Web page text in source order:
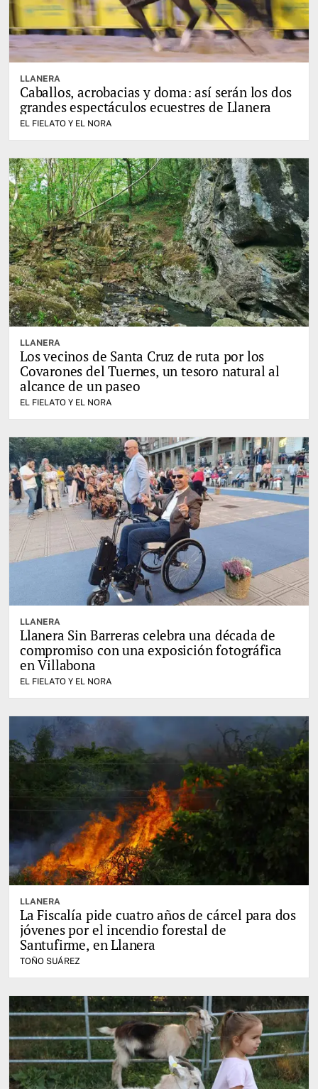
LLANERA
Caballos, acrobacias y doma: así serán los dos
grandes espectáculos ecuestres de Llanera
EL FIELATO Y EL NORA
LLANERA
Los vecinos de Santa Cruz de ruta por los
Covarones del Tuernes, un tesoro natural al
alcance de un paseo
EL FIELATO Y EL NORA
LLANERA
Llanera Sin Barreras celebra una década de
compromiso con una exposición fotográfica
en Villabona
EL FIELATO Y EL NORA
LLANERA
La Fiscalía pide cuatro años de cárcel para dos
jóvenes por el incendio forestal de
Santufirme, en Llanera
TOÑO SUÁREZ